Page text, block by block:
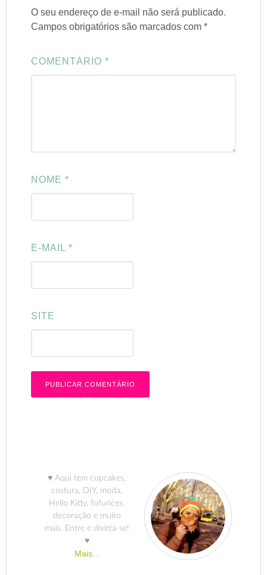
O seu endereço de e-mail não será publicado.
Campos obrigatórios são marcados com*
COMENTÁRIO*
NOME*
E-MAIL*
SITE
♥ Aqui tem cupcakes,
costura, DIY, moda,
Hello Kitty, fofurices,
decoração e muito
mais. Entre e divirta-se!
♥
Mais...